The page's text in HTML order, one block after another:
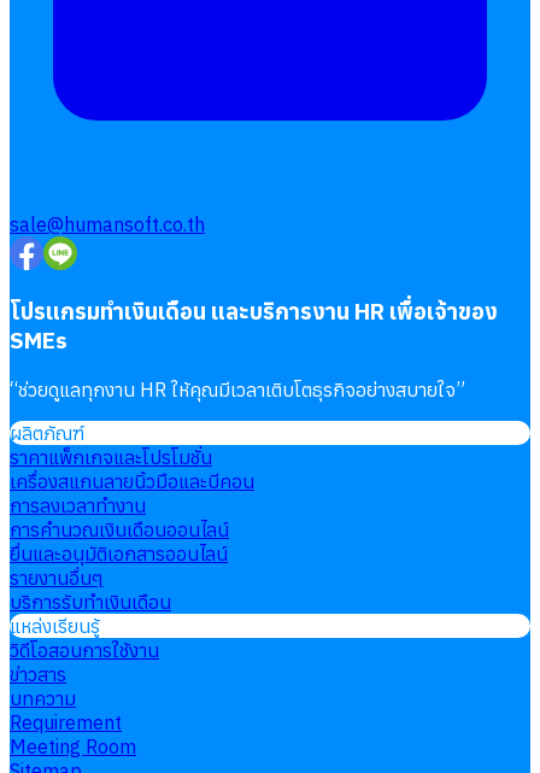
sale@humansoft.co.th
โปรแกรมทำเงินเดือน และบริการงาน HR เพื่อเจ้าของ
SMEs
“ช่วยดูแลทุกงาน HR ให้คุณมีเวลาเติบโตธุรกิจอย่างสบายใจ”
ผลิตภัณฑ์
ราคาแพ็กเกจและโปรโมชั่น
เครื่องสแกนลายนิ้วมือและบีคอน
การลงเวลาทำงาน
การคำนวณเงินเดือนออนไลน์
ยื่นและอนุมัติเอกสารออนไลน์
รายงานอื่นๆ
บริการรับทำเงินเดือน
แหล่งเรียนรู้
วิดีโอสอนการใช้งาน
ข่าวสาร
บทความ
Requirement
Meeting Room